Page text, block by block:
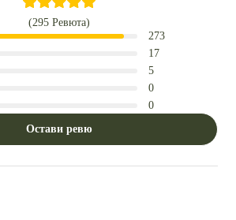
(295 Ревюта)
273
17
5
0
0
Остави ревю